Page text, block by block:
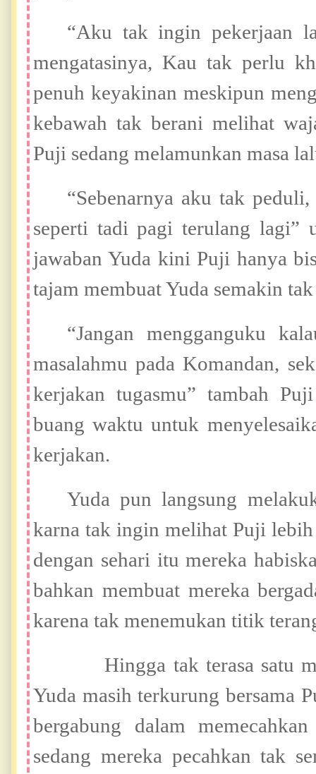
“Aku tak ingin pekerjaan
mengatasinya, Kau tak perlu
penuh keyakinan meskipun
kebawah tak berani melihat
Puji sedang melamunkan masa
“Sebenarnya aku tak
seperti tadi pagi terulang lagi”
jawaban Yuda kini Puji hanya
tajam membuat Yuda semakin
“Jangan mengganguku
masalahmu pada Komandan,
kerjakan tugasmu” tambah
buang waktu untuk
kerjakan.
Yuda pun langsung
karna tak ingin melihat Puji
dengan sehari itu mereka
bahkan membuat mereka
karena tak menemukan titik
Hingga tak terasa satu
Yuda masih terkurung bersama
bergabung dalam
sedang mereka pecahkan tak